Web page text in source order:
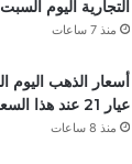
التجارية اليوم السبت 8 أغسطس
منذ 7 ساعات
عيار 21 عند هذا السعر
منذ 8 ساعات